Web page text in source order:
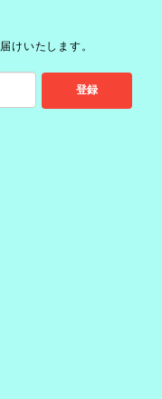
けいたします。
登録